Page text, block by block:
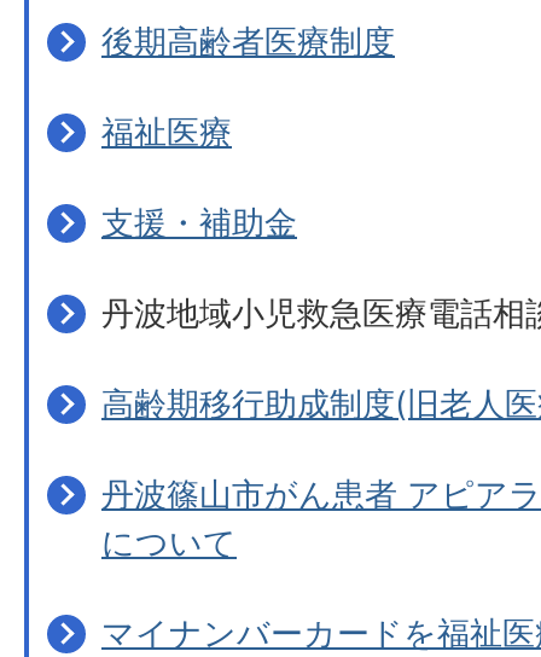
後期高齢者医療制度
福祉医療
支援・補助金
丹波地域小児救急医療電話相
高齢期移行助成制度(旧老人
丹波篠山市がん患者 アピア
について
マイナンバーカードを福祉